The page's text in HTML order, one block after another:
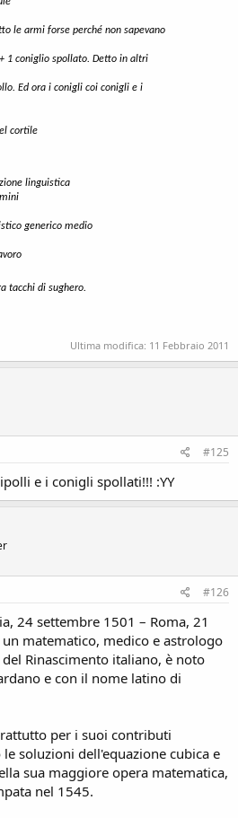
le armi forse perché non sapevano
1 coniglio spollato. Detto in altri
Ed ora i conigli coi conigli e i
cortile
linguistica
generico medio
tacchi di sughero.
Ultima modifica: 11 Febbraio 2011
#125
e i conigli spollati!!! :YY
#126
24 settembre 1501 – Roma, 21
matematico, medico e astrologo
Rinascimento italiano, è noto
e con il nome latino di
per i suoi contributi
soluzioni dell'equazione cubica e
sua maggiore opera matematica,
nel 1545.